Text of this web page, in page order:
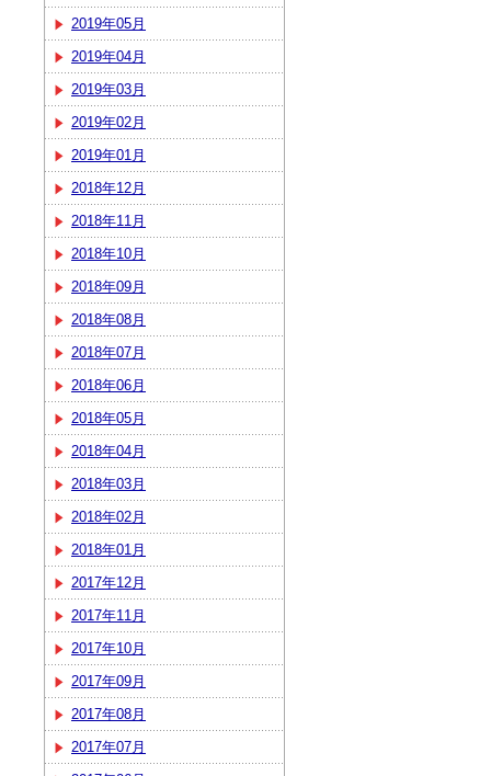
2019年05月
2019年04月
2019年03月
2019年02月
2019年01月
2018年12月
2018年11月
2018年10月
2018年09月
2018年08月
2018年07月
2018年06月
2018年05月
2018年04月
2018年03月
2018年02月
2018年01月
2017年12月
2017年11月
2017年10月
2017年09月
2017年08月
2017年07月